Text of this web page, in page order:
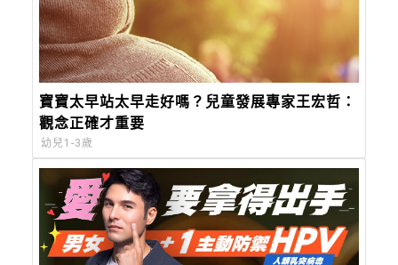
寶寶太早站太早走好嗎？兒童發展專家王宏哲：
觀念正確才重要
幼兒1-3歲